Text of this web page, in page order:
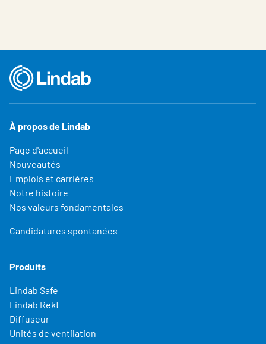
À propos de Lindab
Page d'accueil
Nouveautés
Emplois et carrières
Notre histoire
Nos valeurs fondamentales
Candidatures spontanées
Produits
Lindab Safe
Lindab Rekt
Diffuseur
Unités de ventilation